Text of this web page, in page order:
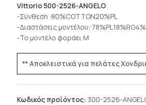
Vittorio 500-2526-ANGELO
-Σύνθεση :80%COTTON20%PL
-Διαστάσεις μοντέλου:
-Το μοντέλο φοράει M
** Αποκλειστικά για πελάτες
Κωδικός προϊόντος: 300-2526-